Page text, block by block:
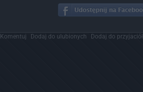
Komentuj Dodaj do ulubionych Dodaj do przyjaciół